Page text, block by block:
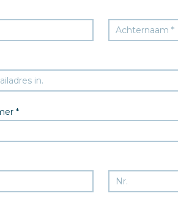
*